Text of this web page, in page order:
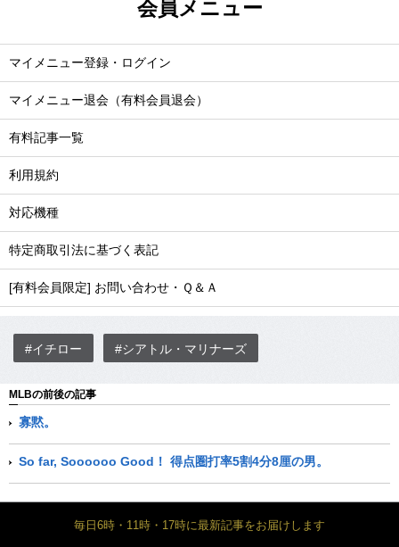
会員メニュー
マイメニュー登録・ログイン
マイメニュー退会（有料会員退会）
有料記事一覧
利用規約
対応機種
特定商取引法に基づく表記
[有料会員限定] お問い合わせ・Ｑ＆Ａ
#イチロー #シアトル・マリナーズ
MLBの前後の記事
寡黙。
So far, Soooooo Good！ 得点圏打率5割4分8厘の男。
毎日6時・11時・17時に最新記事をお届けします